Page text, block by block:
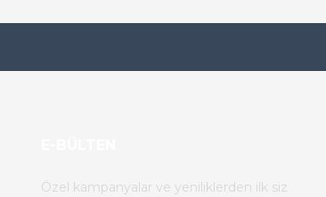
Özel kampanyalar ve yeniliklerden ilk siz